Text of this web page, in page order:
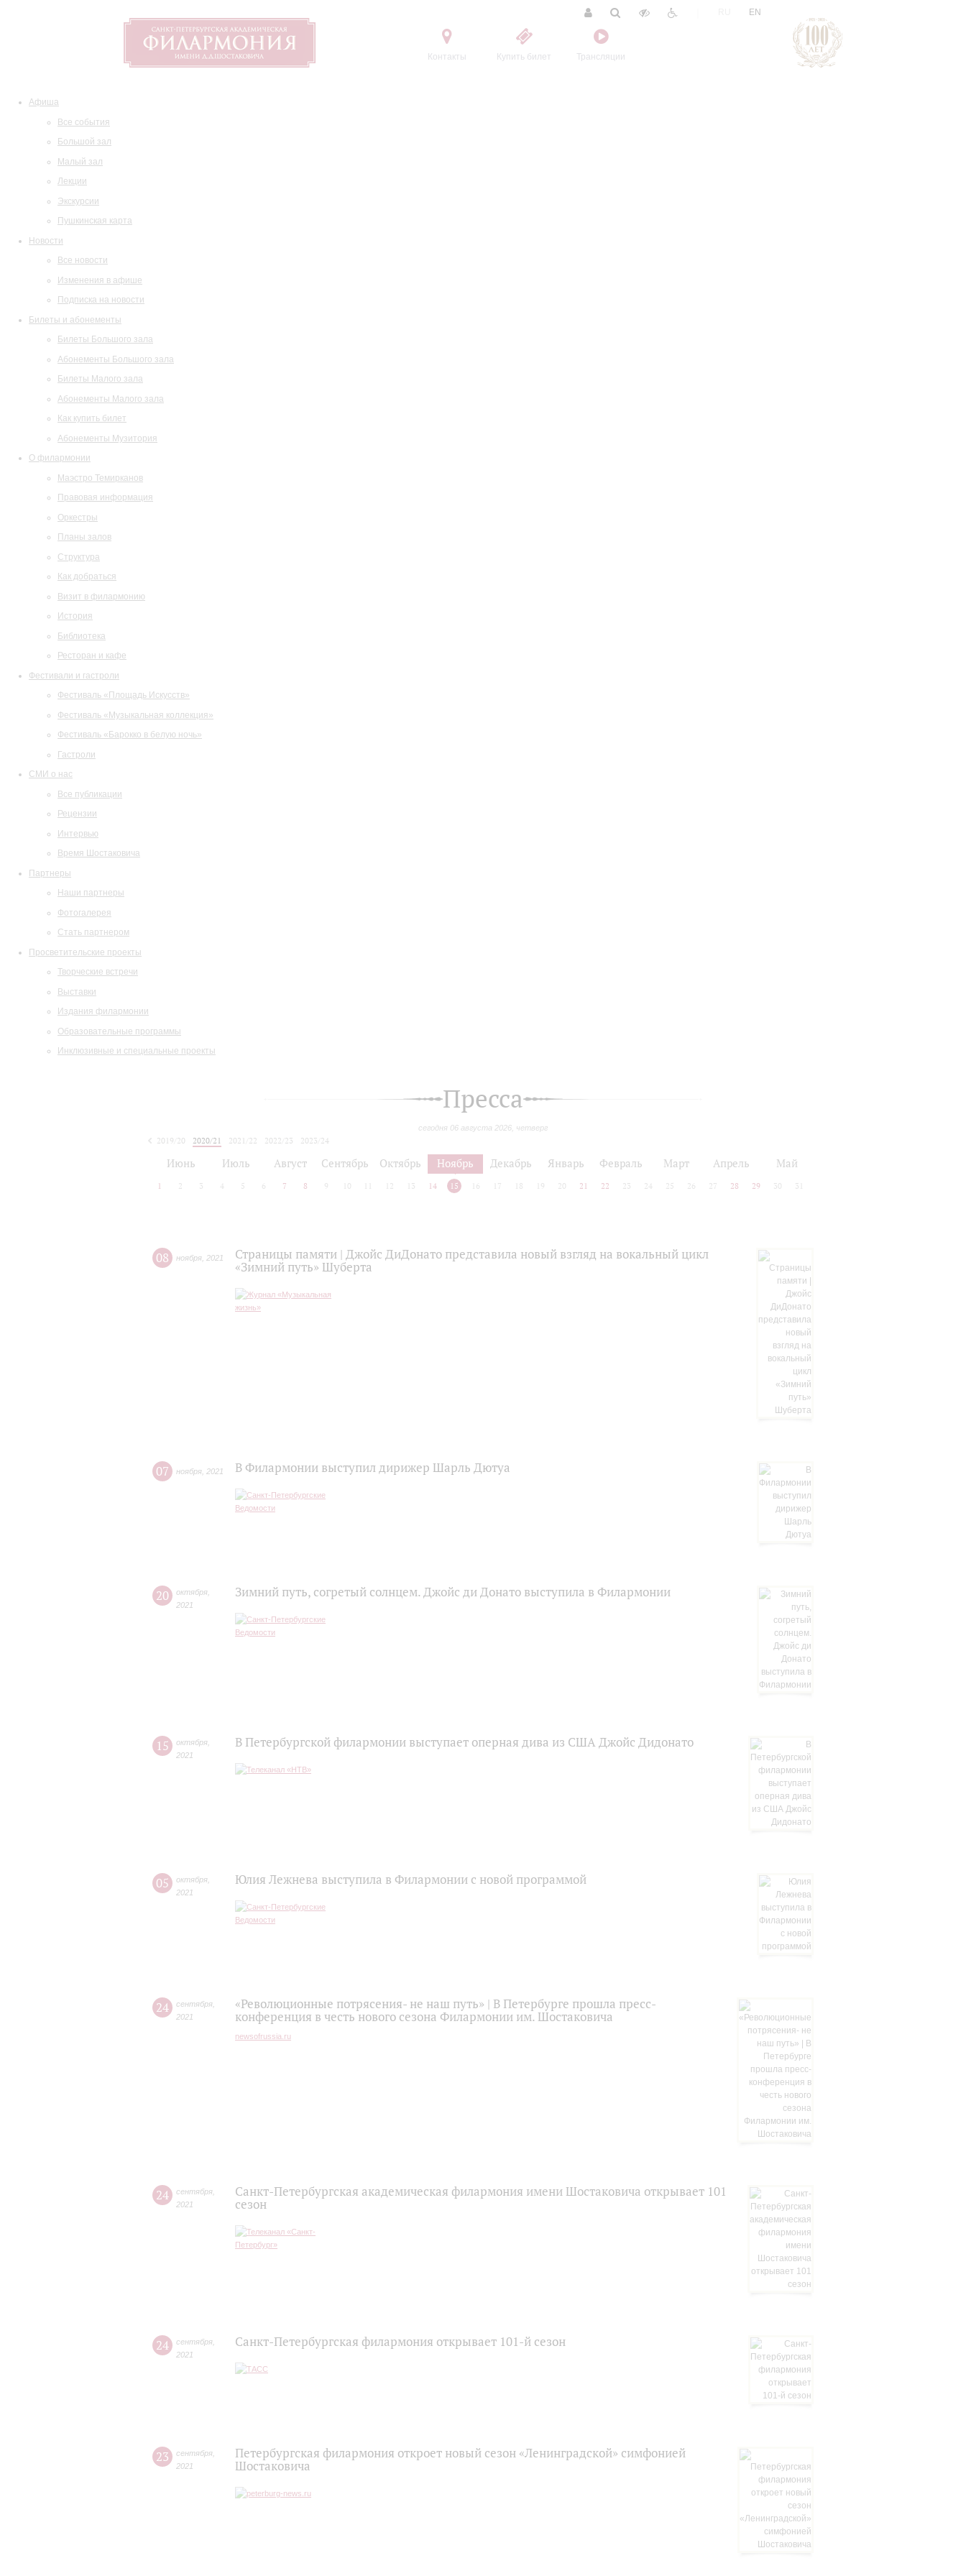
Контакты Купить билет Трансляции
EN
Афиша
Все события
Большой зал
Малый зал
Лекции
Экскурсии
Пушкинская карта
Новости
Все новости
Изменения в афише
Подписка на новости
Билеты и абонементы
Билеты Большого зала
Абонементы Большого зала
Билеты Малого зала
Абонементы Малого зала
Как купить билет
Абонементы Музитория
О филармонии
Маэстро Темирканов
Правовая информация
Оркестры
Планы залов
Структура
Как добраться
Визит в филармонию
История
Библиотека
Ресторан и кафе
Фестивали и гастроли
Фестиваль «Площадь Искусств»
Фестиваль «Музыкальная коллекция»
Фестиваль «Барокко в белую ночь»
Гастроли
СМИ о нас
Все публикации
Рецензии
Интервью
Время Шостаковича
Партнеры
Наши партнеры
Фотогалерея
Стать партнером
Просветительские проекты
Творческие встречи
Выставки
Издания филармонии
Образовательные программы
Инклюзивные и специальные проекты
Пресса
сегодня 06 августа 2026, четверг
2019/20 2020/21 2021/22 2022/23
2023/24
Июнь Июль Август Сентябрь Октябрь Ноябрь Декабрь Январь Февраль Март Апрель Май
1 2 3 4 5 6 7 8 9 10 12 13 14 15 16 17 18 19 20 21 22 23 24 25 26 27 28 29 30 31
08 ноября 2021
Страницы памяти | Джойс ДиДонато представила новый взгляд на вокальный цикл
«Зимний путь» Шуберта
07 ноября 2021 В Филармонии выступил дирижер Шарль Дютуа
20 октября
2021
Зимний путь, согретый солнцем. Джойс ди Донато выступила в Филармонии
15 октября
2021
В Петербургской филармонии выступает оперная дива из США Джойс Дидонато
05 октября
2021
Юлия Лежнева выступила в Филармонии с новой программой
24 сентября
2021
«Революционные потрясения- не наш путь» | В Петербурге прошла пресс-
конференция в честь нового сезона Филармонии им. Шостаковича
newsofrussia.ru
24 сентября
2021
Санкт-Петербургская академическая филармония имени Шостаковича открывает 101
сезон
24 сентября
2021
Санкт-Петербургская филармония открывает 101-й сезон
23 сентября
2021
Петербургская филармония откроет новый сезон «Ленинградской» симфонией
Шостаковича